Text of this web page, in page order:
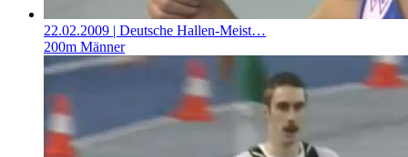
22.02.2009 | Deutsche Hallen-Meist…
200m Männer